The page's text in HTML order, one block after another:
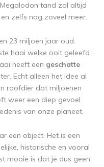
tand zal altijd
en zelfs nog zoveel meer.
23 miljoen jaar oud.
haai welke ooit geleefd
heeft een geschatte
Echt alleen het idee al
roofdier dat miljoenen
weer een diep gevoel
van onze planeet.
een object. Het is een
historische en vooral
mooie is dat je dus geen